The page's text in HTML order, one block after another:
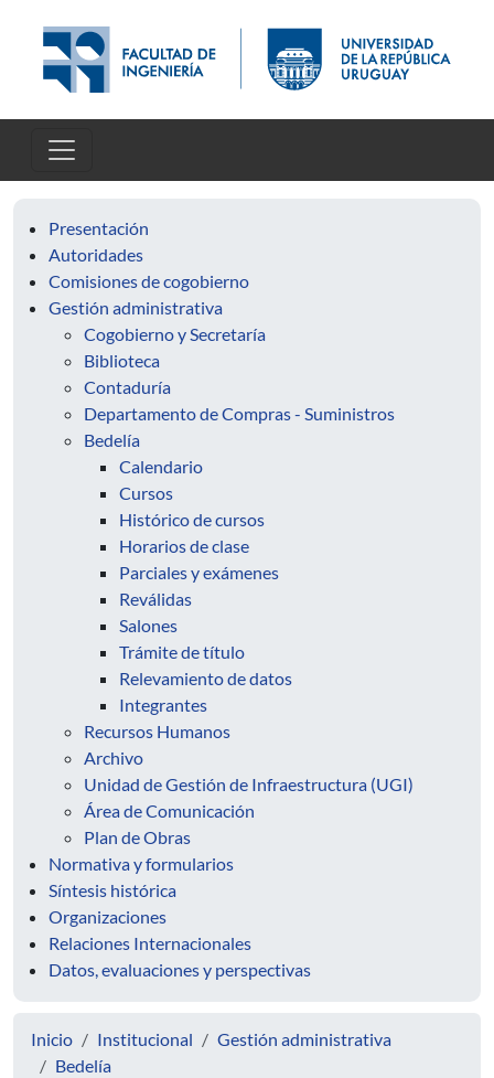
Presentación
Autoridades
Comisiones de cogobierno
Gestión administrativa
Cogobierno y Secretaría
Biblioteca
Contaduría
Departamento de Compras - Suministros
Bedelía
Calendario
Cursos
Histórico de cursos
Horarios de clase
Parciales y exámenes
Reválidas
Salones
Trámite de título
Relevamiento de datos
Integrantes
Recursos Humanos
Archivo
Unidad de Gestión de Infraestructura (UGI)
Área de Comunicación
Plan de Obras
Normativa y formularios
Síntesis histórica
Organizaciones
Relaciones Internacionales
Datos, evaluaciones y perspectivas
Inicio Institucional
Gestión administrativa
Bedelía